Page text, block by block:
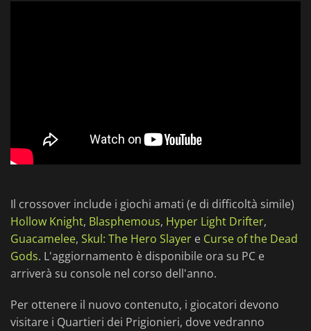
Il crossover include i giochi amati (e di difficoltà simile)
Hollow Knight, Blasphemous, Hyper Light Drifter,
Guacamelee, Skul: The Hero Slayer e Curse of the Dead
Gods. L'aggiornamento è disponibile ora su PC e
arriverà su console nel corso dell'anno.
Per ottenere il nuovo contenuto, i giocatori devono
visitare i Quartieri dei Prigionieri, dove vedranno